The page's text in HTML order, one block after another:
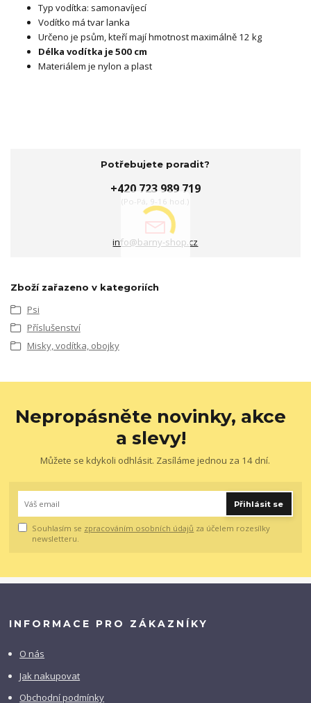
Typ vodítka: samonavíjecí
Vodítko má tvar lanka
Určeno je psům, kteří mají hmotnost maximálně 12 kg
Délka vodítka je500 cm
Materiálem je nylon a plast
Potřebujete poradit?
+420 723 989 719
(Po-Pá, 9-16 hod.)
info@barny-shop.cz
Zboží zařazeno v kategoriích
Psi
Příslušenství
Misky, vodítka, obojky
Nepropásněte novinky, akce
a slevy!
Můžete se kdykoli odhlásit. Zasíláme jednou za 14 dní.
Přihlásit se
Souhlasím se zpracováním osobních údajů za účelem rozesílky
newsletteru.
INFORMACE PRO ZÁKAZNÍKY
O nás
Jak nakupovat
Obchodní podmínky